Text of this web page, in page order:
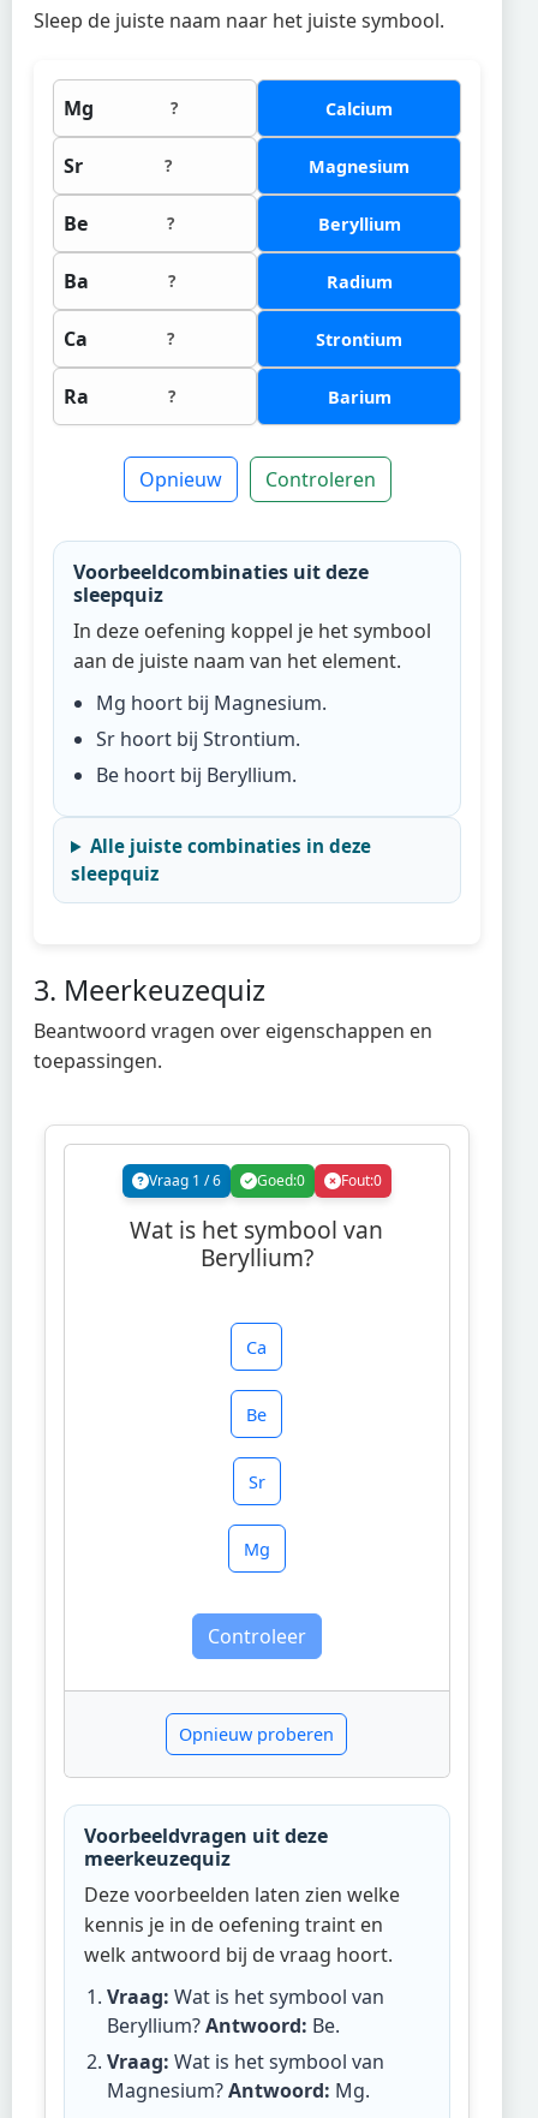
Sleep de juiste naam naar het juiste symbool.
Mg ?
Sr ?
Be ?
Ba ?
Ca ?
Ra ?
Calcium
Magnesium
Beryllium
Radium
Strontium
Barium
Opnieuw Controleren
Voorbeeldcombinaties uit deze
sleepquiz
In deze oefening koppel je het symbool
aan de juiste naam van het element.
Mg hoort bij Magnesium.
Sr hoort bijStrontium.
Be hoort bij Beryllium.
Alle juiste combinaties in deze
sleepquiz
3. Meerkeuzequiz
Beantwoord vragen over eigenschappen en
toepassingen.
Vraag 1 /6 Goed:0 Fout:0
Wat is het symbool van
Beryllium?
Ca
Be
Sr
Mg
Controleer
Opnieuw proberen
Voorbeeldvragen uit deze
meerkeuzequiz
Deze voorbeelden laten zien welke
kennis je in de oefening traint en
welk antwoord bij de vraag hoort.
Vraag: Wat is het symbool van
Beryllium? Antwoord: Be.
Vraag: Wat is het symbool van
Magnesium? Antwoord: Mg.